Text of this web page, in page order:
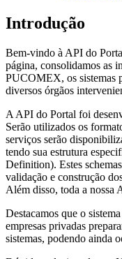
Introdução
Bem-vindo à API do
página, consolidamos as
PUCOMEX, os sistemas
diversos órgãos
A API do Portal foi
Serão utilizados os
serviços serão
tendo sua estrutura
Definition). Estes
validação e construção
Além disso, toda a nossa
Destacamos que o
empresas privadas
sistemas, podendo ainda